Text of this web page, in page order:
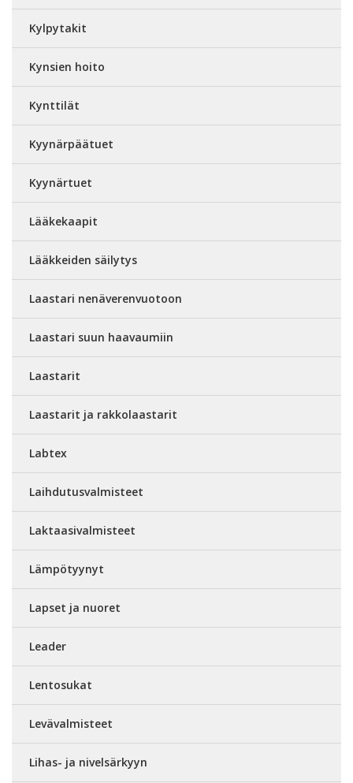
Kylpytakit
Kynsien hoito
Kynttilät
Kyynärpäätuet
Kyynärtuet
Lääkekaapit
Lääkkeiden säilytys
Laastari nenäverenvuotoon
Laastari suun haavaumiin
Laastarit
Laastarit ja rakkolaastarit
Labtex
Laihdutusvalmisteet
Laktaasivalmisteet
Lämpötyynyt
Lapset ja nuoret
Leader
Lentosukat
Levävalmisteet
Lihas- ja nivelsärkyyn